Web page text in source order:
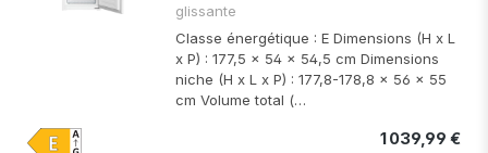
glissante
Classe énergétique : E Dimensions (H x L
x P) : 177,5 x 54 x 54,5 cm Dimensions
niche (H x L x P) : 177,8-178,8 x 56 x 55
cm Volume total (…
1 039,99 €